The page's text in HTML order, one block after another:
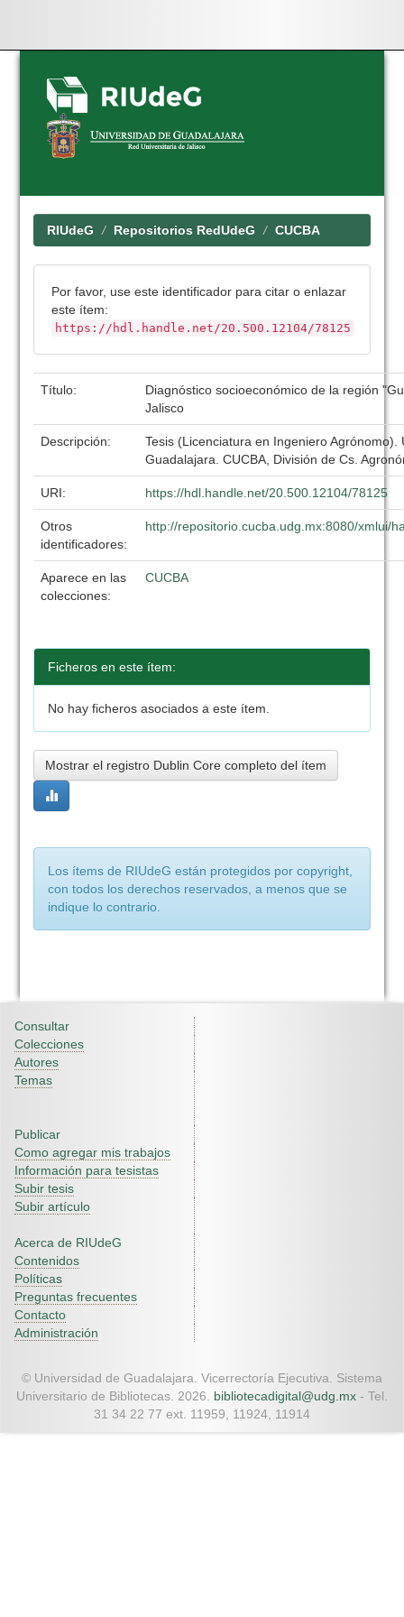
Skip
navigation
RIUdeG Repositorios RedUdeG CUCBA
Por favor, use este identificador para citar o enlazar
este ítem:
https://hdl.handle.net/20.500.12104/78125
Título:
Diagnóstico socioeconómico de la región
Jalisco
Descripción:
Tesis (Licenciatura en Ingeniero Agrónomo).
Guadalajara. CUCBA, División de Cs.
URI: https://hdl.handle.net/20.500.12104/78125
Otros
identificadores:
http://repositorio.cucba.udg.mx:8080/xmlui/
Aparece en las
colecciones:
CUCBA
Ficheros en este ítem:
No hay ficheros asociados a este ítem.
Mostrar el registro Dublin Core completo del ítem
Los ítems de RIUdeG están protegidos por copyright,
con todos los derechos reservados, a menos que se
indique lo contrario.
Consultar
Colecciones
Autores
Temas
Publicar
Como agregar mis trabajos
Información para tesistas
Subir tesis
Subir artículo
Acerca de RIUdeG
Contenidos
Políticas
Preguntas frecuentes
Contacto
Administración
© Universidad de Guadalajara. Vicerrectoría Ejecutiva. Sistema
Universitario de Bibliotecas. 2026. bibliotecadigital@udg.mx - Tel.
31 34 22 77 ext. 11959, 11924, 11914